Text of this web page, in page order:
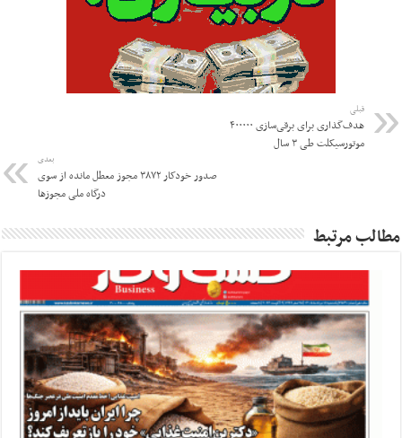
قبلی
هدف‌گذاری برای برقی‌سازی ۴۰۰۰۰۰
موتورسیکلت طی ۳ سال
بعدی
صدور خودکار ۳۸۷۲ مجوز معطل مانده از سوی
درگاه ملی مجوزها
مطالب مرتبط